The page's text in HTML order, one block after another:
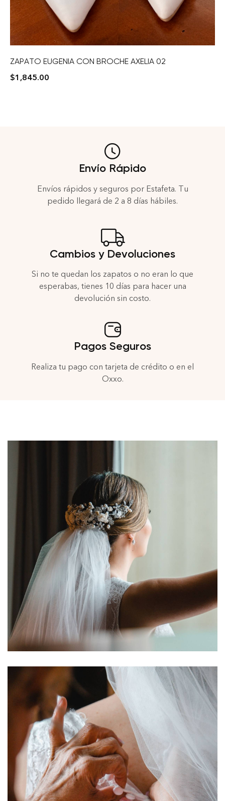
ZAPATO EUGENIA CON BROCHE AXELIA 02
$1,845.00
Envío Rápido
Envíos rápidos y seguros por Estafeta. Tu
pedido llegará de 2 a 8 días hábiles.
Cambios y Devoluciones
Si no te quedan los zapatos o no eran lo que
esperabas, tienes 10 días para hacer una
devolución sin costo.
Pagos Seguros
Realiza tu pago con tarjeta de crédito o en el
Oxxo.